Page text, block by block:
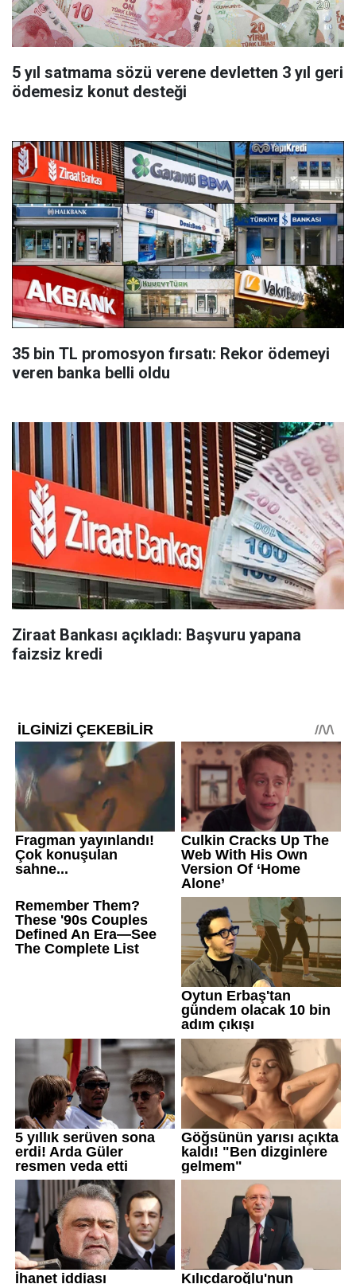
5 yıl satmama sözü verene devletten 3 yıl geri
ödemesiz konut desteği
35 bin TL promosyon fırsatı: Rekor ödemeyi
veren banka belli oldu
Ziraat Bankası açıkladı: Başvuru yapana
faizsiz kredi